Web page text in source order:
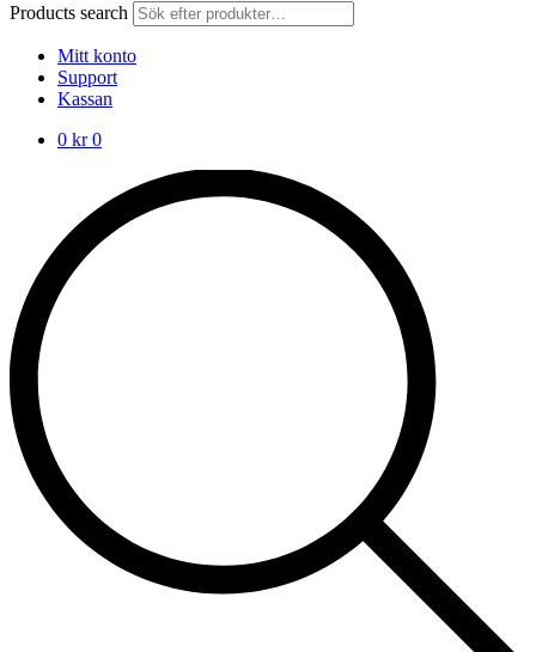
Products search
Mitt konto
Support
Kassan
0 kr 0